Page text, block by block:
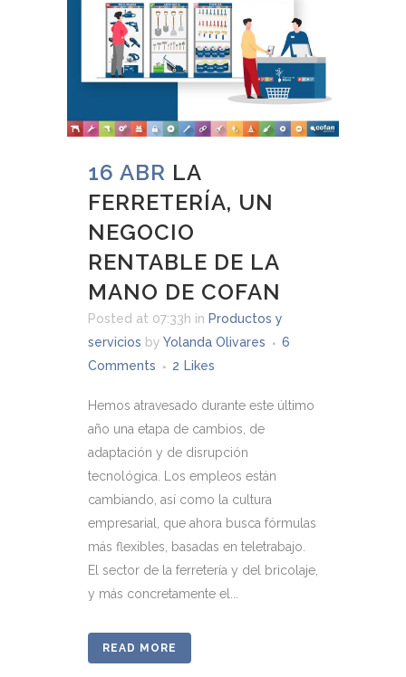
16 ABR LA
FERRETERÍA, UN
NEGOCIO
RENTABLE DE LA
MANO DE COFAN
Posted at 07:33h in Productos y
servicios by Yolanda Olivares
6
Comments
2 Likes
Hemos atravesado durante este último
año una etapa de cambios, de
adaptación y de disrupción
tecnológica. Los empleos están
cambiando, así como la cultura
empresarial, que ahora busca fórmulas
más flexibles, basadas en teletrabajo.
El sector de la ferretería y del bricolaje,
y más concretamente el...
READ MORE